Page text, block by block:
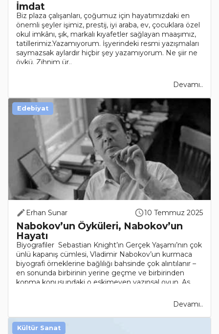
İmdat
Biz plaza çalışanları, çoğumuz için hayatımızdaki en
önemli şeyler işimiz, prestij, iyi araba, ev, çocuklara özel
okul imkânı, şık, markalı kıyafetler sağlayan maaşımız,
tatillerimiz.Yazamıyorum. İşyerindeki resmi yazışmaları
saymazsak aylardır hiçbir şey yazamıyorum. Ne şiir ne
öykü. Zihnim ür..
Devamı..
Erhan Sunar 10 Temmuz 2025
Nabokov’un Öyküleri, Nabokov’un
Hayatı
Biyografiler Sebastian Knight’ın Gerçek Yaşamı’nın çok
ünlü kapanış cümlesi, Vladimir Nabokov’un kurmaca
biyografi örneklerine bağlılığı bahsinde çok alıntılanır –
en sonunda birbirinin yerine geçme ve birbirinden
kopma konusundaki o eskimeyen yazınsal oyun. As..
Devamı..
Edebiyat
Kültür Sanat